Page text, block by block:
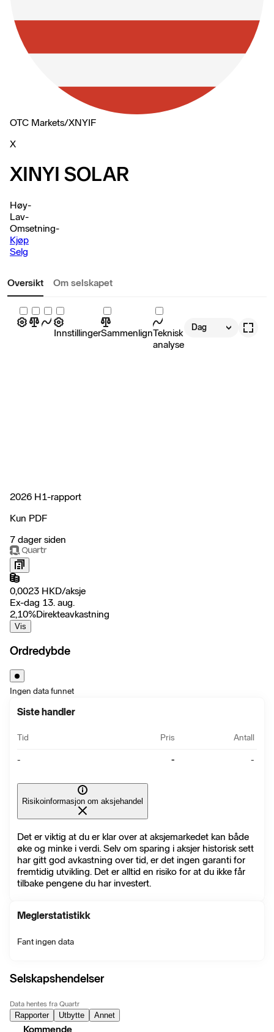
OTC Markets/XNYIF
X
XINYI SOLAR
Høy-
Lav-
Omsetning-
Kjøp
Selg
Oversikt Om selskapet
InnstillingerSammenlignTeknisk
analyse
Dag
2026 H1-rapport
Kun PDF
7 dager siden
0,0023 HKD/aksje
Ex-dag 13. aug.
2,10%Direkteavkastning
Vis
Ordredybde
Ingen data funnet
Siste handler
Tid Pris Antall
- - -
Risikoinformasjon om aksjehandel
Det er viktig at du er klar over at aksjemarkedet kan både
øke og minke i verdi. Selv om sparing i aksjer historisk sett
har gitt god avkastning over tid, er det ingen garanti for
fremtidig utvikling. Det er alltid en risiko for at du ikke får
tilbake pengene du har investert.
Meglerstatistikk
Fant ingen data
Selskapshendelser
Data hentes fra Quartr
Rapporter Utbytte Annet
Kommende